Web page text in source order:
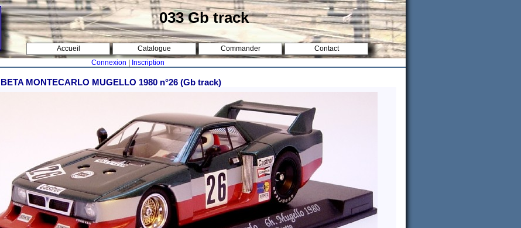
033 Gb track
Accueil Catalogue Commander
Contact
Connexion
Inscription
MONTECARLO MUGELLO 1980 n°26 (Gb track)